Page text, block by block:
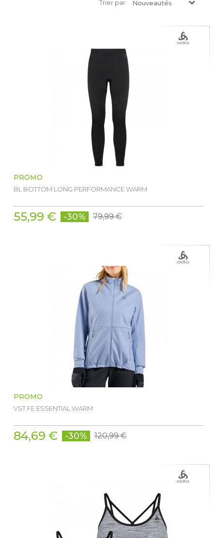
Trier par Nouveautés
PROMO
BL BOTTOM LONG PERFORMANCE WARM
55,99 € -30% 79,99 €
PROMO
VST FE ESSENTIAL WARM
84,69 € -30% 120,99 €